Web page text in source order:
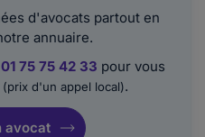
d'avocats partout en
annuaire.
01 75 75 42 33 pour vous
(prix d'un appel local).
avocat